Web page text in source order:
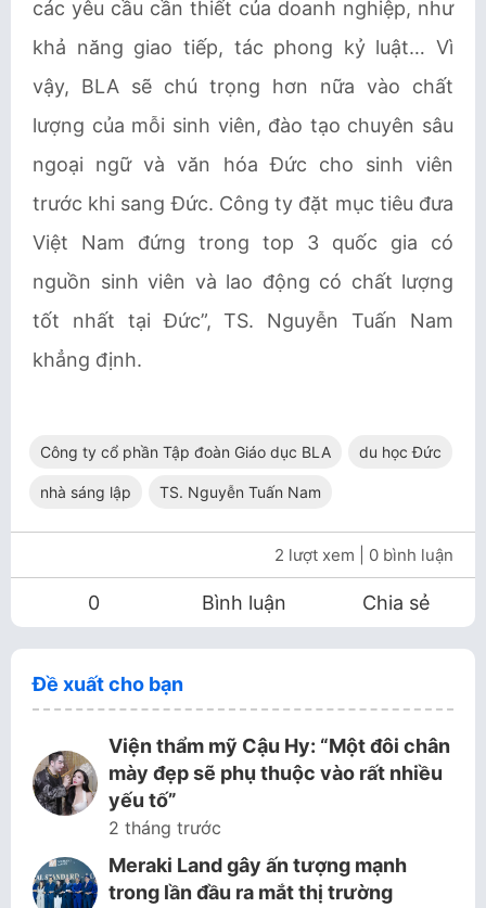
các yêu cầu cần thiết của doanh nghiệp, như
khả năng giao tiếp, tác phong kỷ luật… Vì
vậy, BLA sẽ chú trọng hơn nữa vào chất
lượng của mỗi sinh viên, đào tạo chuyên sâu
ngoại ngữ và văn hóa Đức cho sinh viên
trước khi sang Đức. Công ty đặt mục tiêu đưa
Việt Nam đứng trong top 3 quốc gia có
nguồn sinh viên và lao động có chất lượng
tốt nhất tại Đức”, TS. Nguyễn Tuấn Nam
khẳng định.
Công ty cổ phần Tập đoàn Giáo dục BLA du học Đức
nhà sáng lập TS. Nguyễn Tuấn Nam
2 lượt xem | 0 bình luận
0 Bình luận Chia sẻ
Đề xuất cho bạn
Viện thẩm mỹ Cậu Hy: “Một đôi chân
mày đẹp sẽ phụ thuộc vào rất nhiều
yếu tố”
2 tháng trước
Meraki Land gây ấn tượng mạnh
trong lần đầu ra mắt thị trường